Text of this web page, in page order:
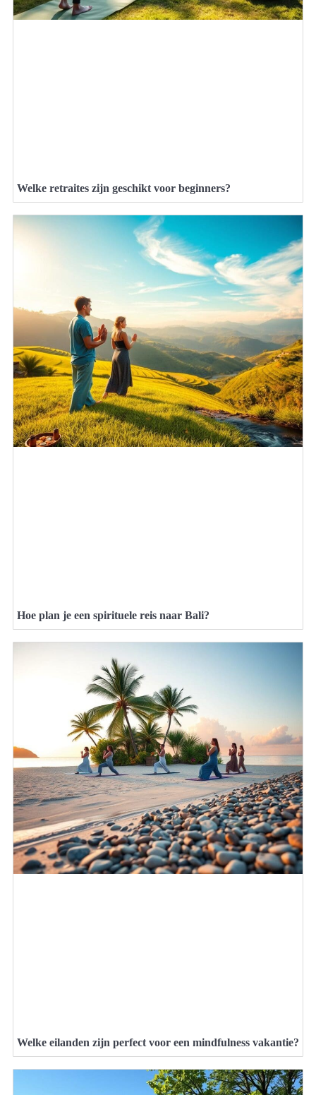
Welke retraites zijn geschikt voor beginners?
Hoe plan je een spirituele reis naar Bali?
Welke eilanden zijn perfect voor een mindfulness vakantie?